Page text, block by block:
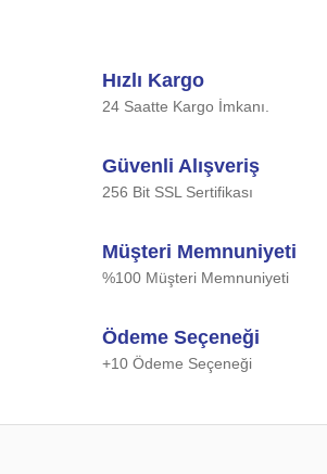
Hızlı Kargo
24 Saatte Kargo İmkanı.
Güvenli Alışveriş
256 Bit SSL Sertifikası
Müşteri Memnuniyeti
%100 Müşteri Memnuniyeti
Ödeme Seçeneği
+10 Ödeme Seçeneği